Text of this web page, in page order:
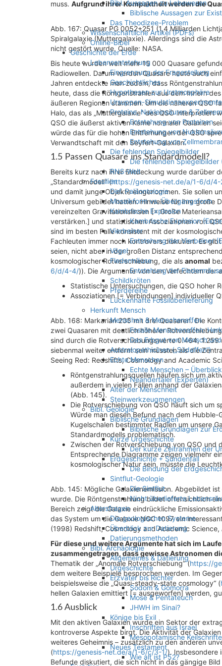
Bibl. Aussagen zu Lebewesen
Biblische Aussagen zur
Das Theodizee-Problem
Wissenschaftliche Artikel (PDFs)
Online-Bibel
Geschichte der Erde
Lebensentstehung
Eingrenzung der Fragestellung
Geschichtliches
Hypothesen zur Uratmosphäre
Ursuppen-Simulationsexperimente
Proteine, Nukleinsäuren &
Entstehung von Proteinen
Entstehung von
Entstehung von
Die fehlenden Spiegelbilder
Die fehlenden Spiegelbilder
RNS-Welt
Fossilien
Def. Paläontologie
Mosaikform vs. Übergangsform
Kambrische Explosion
Kambrische Explosion
Vierbeiner
Entstehung der Vierbeiner
Vögel
Fledermäuse
Entstehung der
Schildkröten
Pferdereihe
Lückenhafte Fossilüberlieferung
Herkunft Mensch
Menschen & Menschenaffen
Fossile Menschenaffen:
Das Erbgut von Mensch
Australopethicinen („Südaffen“)
Echte Menschen
Echte Menschen – Überblick
Neandertaler (Experten)
Alter der Menschheit
Steinwerkzeugmengen
Bibl. Geologie
Biblische Grundlagen
Biblische Grundlagen zur
Kurze Urgeschichte
Der kurze Zeitrahmen der
Erdgeschichte + Sündenfall
Die Bindung der
Sintflut-Geologie
Die Sintflut
Nicht überlieferte
Altersfragen
Die geologischen Systeme
Überblick zur Datierung
Datierungsmethoden
Bibl. Archäologie
Allgemeines & Datierung
Urgeschichte
Erzväter bis Richter
Sodom & Gomorra
Mose & Pentateuch
JHWH im Sinai?
Könige bis Exil
Inschriften aus Israel
Mesopotamische
Neues Testament
Wie alt ist P52?
muss. Aufgrund ihrer Kompaktheit werden die
Abb. 167: Quasar PG 0052+251 (1,4 Milliarden
Spiralgalaxie (Muttergalaxie). Allerdings sind die
nicht gestört wurde. Quelle: NASA.
Bis heute wurden weit mehr 15 000 Quasare
Radiowellen. Darum werden Quasare heute auch
Jahren entdeckte man zudem, dass
heute, dass die Röntgenstrahlen aus dem Innern
äußeren Regionen stammen. Um die näheren QSO
Halo, das als „Muttergalaxie“ des QSO interpretiert
QSO die äußerst aktiven Kerne normaler Galaxien
würde das für die hohen Entfernungen der QSO
Verwandtschaft mit den Seyfert-Galaxien.
1.5 Passen Quasare ins Standardmodell?
Bereits kurz nach ihrer Entdeckung wurde darüber
„Standardmodell“ (https://genesis-net.de/a/1-6/d/4-
und damit junge Objekte eingenommen. Sie sollen
Universum gebildet hatten. Hinweise für ihre große
vereinzelten Gravitationslinsen [= Große
verstärken.] und statistischen Assoziationen von
sind im besten Falle konsistent mit der
Fachleuten immer noch kontrovers diskutiert. Es
seien, nicht aber in der großen Distanz
kosmologischer Rotverschiebung, die als anomal
6/d/4-4/)). Die Argumente von den Verfechtern der
Statistische Untersuchungen, die QSO hoher
Assoziationen [= Verbindungen] individueller
Abb. 168: Markarian 205 mit drei Quasaren. Die
zwei Quasaren mit deutlich höherer
sind durch die Rotverschiebungswerte 0.464,
siebenmal weiter entfernt sein müssten als die
Seeing Red: Redshifts, Cosmology and Academic
Röntgenstrahlungsquellen häufen sich um
außerdem in vielen Fällen anhand der
(Abb. 145).
Die Rotverschiebung von QSO häuft sich um
Würde man diesen Befund nach dem
Kugelschalen bestimmter Radien um unsere
Standardmodells problematisch.
Zwischen der Rotverschiebung von QSO und
Entsprechende Diagramme zeigen vielmehr
kosmologischer Natur sein, müsste die
Abb. 145: Mögliche Galaxienemission. Abgebildet
wurde. Die Röntgenstrahlung bildet offensichtlich
Bereich zeigt die Galaxie eindrückliche
das System um die Galaxie NGC 1097 ein
(1998) Redshift, Cosmology and Academic
Für diese und weitere Argumente hat sich im
zusammengetragen, dass gewisse Astronomen
Thematik der „Anomale Rotverschiebung“ (https://
dem weitere Beispiele besprochen werden. Im
beispielsweise die „Quasi-steady-state cosmology“ (
hellen Galaxien emittiert [= ausgeworfen] werden,
1.6 Ausblick
Mit den aktiven Galaxien wurde ein Sektor der
kontroverse Aspekte birgt. Die Aktivität der
weiteres Geheimnis – zusätzlich zu den anderen
(https://genesis-net.de/a/1-6/c/3-1/). Insbesondere
Befunde diskutiert, die sich nicht in das gängige Bild